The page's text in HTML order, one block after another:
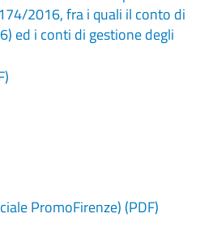
2016, fra i quali il conto di
ed i conti di gestione degli
PromoFirenze) (PDF)